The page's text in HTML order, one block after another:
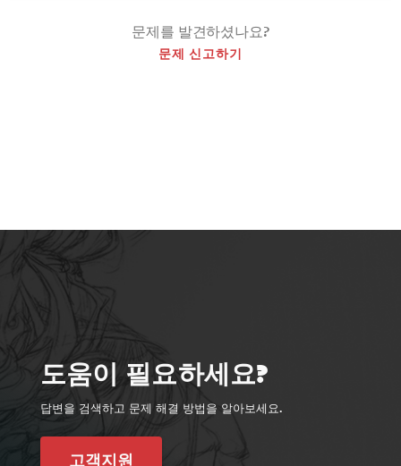
문제를 발견하셨나요?
문제 신고하기
도움이 필요하세요?
답변을 검색하고 문제 해결 방법을 알아보세요.
고객지원